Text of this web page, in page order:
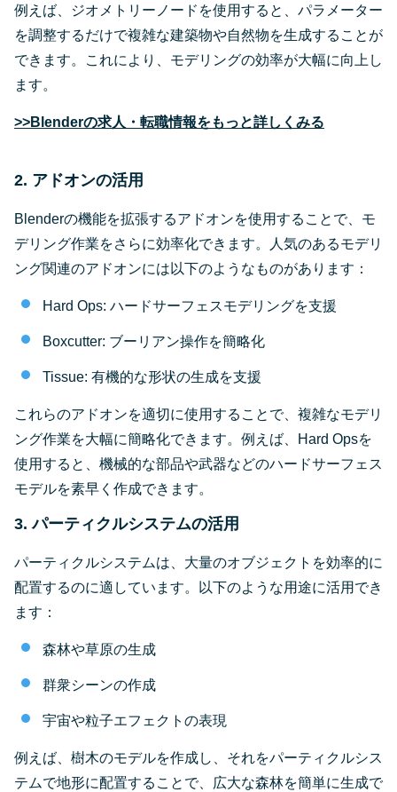
例えば、ジオメトリーノードを使用すると、パラメーター
を調整するだけで複雑な建築物や自然物を生成することが
できます。これにより、モデリングの効率が大幅に向上し
ます。
>>Blenderの求人・転職情報をもっと詳しくみる
2. アドオンの活用
Blenderの機能を拡張するアドオンを使用することで、モ
デリング作業をさらに効率化できます。人気のあるモデリ
ング関連のアドオンには以下のようなものがあります：
Hard Ops: ハードサーフェスモデリングを支援
Boxcutter: ブーリアン操作を簡略化
Tissue: 有機的な形状の生成を支援
これらのアドオンを適切に使用することで、複雑なモデリ
ング作業を大幅に簡略化できます。例えば、Hard Opsを
使用すると、機械的な部品や武器などのハードサーフェス
モデルを素早く作成できます。
3. パーティクルシステムの活用
パーティクルシステムは、大量のオブジェクトを効率的に
配置するのに適しています。以下のような用途に活用でき
ます：
森林や草原の生成
群衆シーンの作成
宇宙や粒子エフェクトの表現
例えば、樹木のモデルを作成し、それをパーティクルシス
テムで地形に配置することで、広大な森林を簡単に生成で